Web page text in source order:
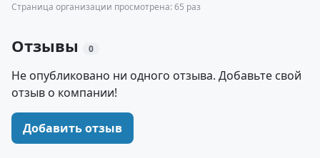
Страница организации просмотрена: 65 раз
Отзывы 0
Не опубликовано ни одного отзыва. Добавьте свой
отзыв о компании!
Добавить отзыв